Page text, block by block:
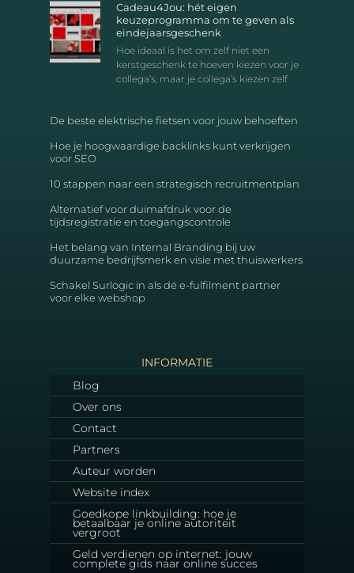
Cadeau4Jou: hét eigen
keuzeprogramma om te geven als
eindejaarsgeschenk
Hoe ideaal is het om zelf niet een
kerstgeschenk te hoeven kiezen voor je
collega’s, maar je collega’s kiezen zelf
De beste elektrische fietsen voor jouw behoeften
Hoe je hoogwaardige backlinks kunt verkrijgen
voor SEO
10 stappen naar een strategisch recruitmentplan
Alternatief voor duimafdruk voor de
tijdsregistratie en toegangscontrole
Het belang van Internal Branding bij uw
duurzame bedrijfsmerk en visie met thuiswerkers
Schakel Surlogic in als dé e-fulfilment partner
voor elke webshop
INFORMATIE
Blog
Over ons
Contact
Partners
Auteur worden
Website index
Goedkope linkbuilding: hoe je
betaalbaar je online autoriteit
vergroot
Geld verdienen op internet: jouw
complete gids naar online succes